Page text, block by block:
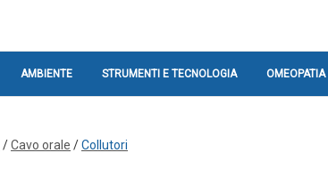
AMBIENTE STRUMENTI E TECNOLOGIA
/Cavo orale /Collutori